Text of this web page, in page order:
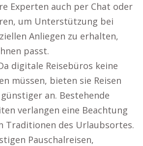
Experten auch per Chat oder
um Unterstützung bei
Anliegen zu erhalten,
passt.
digitale Reisebüros keine
müssen, bieten sie Reisen
an. Bestehende
verlangen eine Beachtung
Traditionen des Urlaubsortes.
Pauschalreisen,